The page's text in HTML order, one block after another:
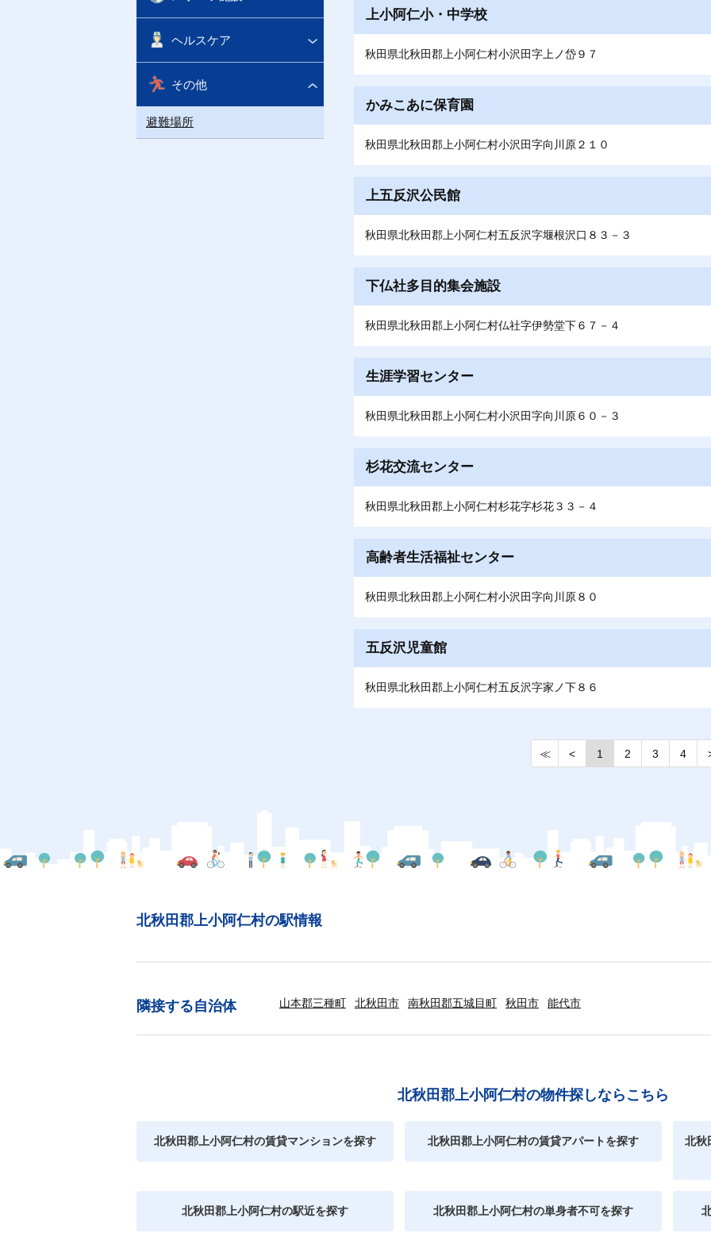
ヘルスケア
その他
避難場所
上小阿仁小・中学校
秋田県北秋田郡上小阿仁村小沢田字上ノ岱９７
かみこあに保育園
秋田県北秋田郡上小阿仁村小沢田字向川原２１０
上五反沢公民館
秋田県北秋田郡上小阿仁村五反沢字堰根沢口８３－３
下仏社多目的集会施設
秋田県北秋田郡上小阿仁村仏社字伊勢堂下６７－４
生涯学習センター
秋田県北秋田郡上小阿仁村小沢田字向川原６０－３
杉花交流センター
秋田県北秋田郡上小阿仁村杉花字杉花３３－４
高齢者生活福祉センター
秋田県北秋田郡上小阿仁村小沢田字向川原８０
五反沢児童館
秋田県北秋田郡上小阿仁村五反沢字家ノ下８６
≪ < 1 2 3 4
北秋田郡上小阿仁村の駅情報
隣接する自治体 山本郡三種町 北秋田市 南秋田郡五城目町 秋田市 能代市
北秋田郡上小阿仁村の物件探しならこちら
北秋田郡上小阿仁村の賃貸マンションを探す 北秋田郡上小阿仁村の賃貸アパートを探す 北秋
北秋田郡上小阿仁村の駅近を探す 北秋田郡上小阿仁村の単身者不可を探す